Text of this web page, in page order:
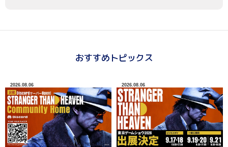
おすすめトピックス
2026.08.06 2026.08.06